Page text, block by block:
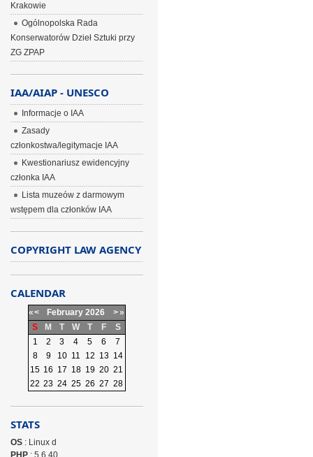
Krakowie
Ogólnopolska Rada
Konserwatorów Dzieł Sztuki przy
ZG ZPAP
IAA/AIAP - UNESCO
Informacje o IAA
Zasady
członkostwa/legitymacje IAA
Kwestionariusz ewidencyjny
członka IAA
Lista muzeów z darmowym
wstępem dla członków IAA
COPYRIGHT LAW AGENCY
CALENDAR
«< February 2026 >»
S
M T W T F
S
1
2 3 4 5 6
7
8
9 10 11 12 13 14
15 16 17 18 19 20 21
22 23 24 25 26 27 28
STATS
OS: Linux d
PHP: 5.6.40